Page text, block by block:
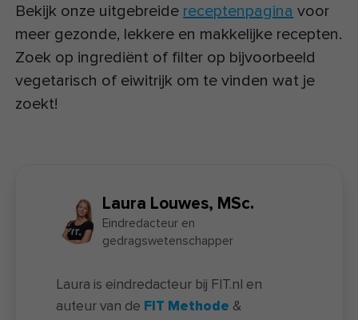
Bekijk onze uitgebreide receptenpagina voor
meer gezonde, lekkere en makkelijke recepten.
Zoek op ingrediënt of filter op bijvoorbeeld
vegetarisch of eiwitrijk om te vinden wat je
zoekt!
Laura Louwes, MSc.
Eindredacteur en
gedragswetenschapper
Laura is eindredacteur bij FIT.nl en
auteur van de FIT Methode &